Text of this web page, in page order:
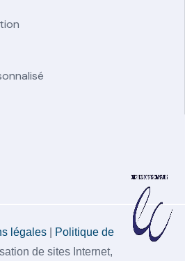
légales|
Politique de
de sites Internet,